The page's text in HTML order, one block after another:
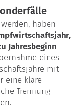
haben
Jahresbeginn
eines
mit
eine klare
Trennung